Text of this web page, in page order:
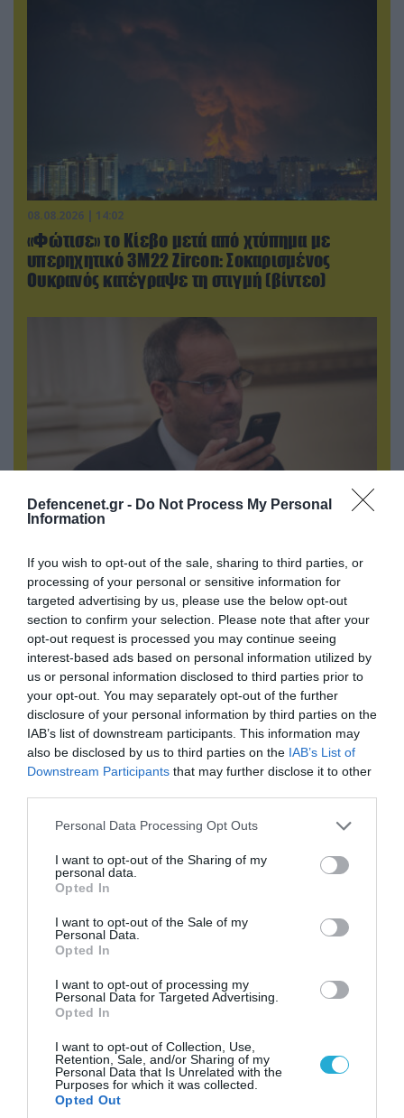
Defencenet.gr - Do Not Process My Personal
Information
If you wish to opt-out of the sale, sharing to third parties, or
processing of your personal or sensitive information for
targeted advertising by us, please use the below opt-out
section to confirm your selection. Please note that after your
opt-out request is processed you may continue seeing
interest-based ads based on personal information utilized by
us or personal information disclosed to third parties prior to
your opt-out. You may separately opt-out of the further
disclosure of your personal information by third parties on the
IAB’s list of downstream participants. This information may
also be disclosed by us to third parties on the IAB’s List of
Downstream Participants that may further disclose it to other
Please note that this website/app uses one or more Google
not limited to your visit or usage behaviour. You may click to
grant or deny consent to Google and its third-party tags to
use your data for below specified purposes in below Google
consent section.
Personal Data Processing Opt Outs
I want to opt-out of the Sharing of my
personal data.
Opted In
I want to opt-out of the Sale of my
Personal Data.
Opted In
I want to opt-out of processing my
Personal Data for Targeted Advertising.
Opted In
I want to opt-out of Collection, Use,
Retention, Sale, and/or Sharing of my
Personal Data that Is Unrelated with the
Purposes for which it was collected.
Opted Out
08.08.2026 | 14:02
«Φώτισε» το Κίεβο μετά από χτύπημα με
υπερηχητικό 3M22 Zircon: Σοκαρισμένος
Ουκρανός κατέγραψε τη στιγμή (βίντεο)
Ο Γιάννης Αλαφούζος «τέλειωσε» τον
Κωνσταντίνο Ζούλα από τον ΣΚΑΪ – Ο λόγος της
απομάκρυνσής του
08.08.2026 | 18:02
Βάσει της τριμερούς συμφωνίας Τουρκίας,
Ισλαμαμπάντ κατά της Ελλάδας!